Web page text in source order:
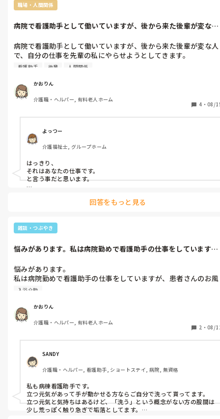
職場・人間関係
病院で看護助手として働いていますが、後から来た後輩が変な人
病院で看護助手として働いていますが、後から来た後輩が変な人
で、自分の仕事を先輩の私にやらせようとしてきます。
あきれてものが言えなくなりました。
う対処をすればいいかどなたか意見をください。
看護助手 後輩 人間関係
かおりん
介護職・ヘルパー, 有料老人ホーム
4 ・ 08/
よっつー
介護福祉士, グループホーム
はっきり、
それはあなたの仕事です。
と言う事だと思います。
回答をもっと見る
雑談・つぶやき
悩みがあります。私は病院勤めで看護助手の仕事をしています
悩みがあります。
私は病院勤めで看護助手の仕事をしていますが、患者さんのお風
呂介助の時に気持ちの悪い思いをしました。
ので、泡立てた石鹸を手につけて体を洗ってました。言いにくい
のですが、股間も同じように手で洗ってました。
するとビックリしたのですが、患者さんの股間が立っていたんで
そのときは忙しかったので、深くは考えず次の作業に移りました
が、時間が経って思い出すと、ものすごく気持ちが悪くなりまし
た。
明日、上司にも相談するつもりですが、同じ視点で仕事をなさっ
てるみなさんに意見を言ってほしいと思い投稿しました。
アドバイスをお願いします。
入浴介助
かおりん
介護職・ヘルパー, 有料老人ホーム
2 ・ 08/
SANDY
介護職・ヘルパー, 看護助手, ショートステイ, 病院, 無資格
私も病棟看護助手です。
立つ元気があって手が動かせる方ならご自分で洗って貰ってます。
立つ元気と気持ちはあるけど、「洗う」という概念がない方の股間は
少し荒っぽく触り急ぎで垢落としてます。